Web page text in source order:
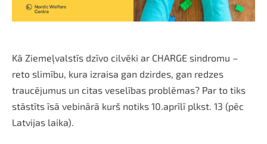
Kā Ziemeļvalstīs dzīvo cilvēki ar CHARGE sindromu –
reto slimību, kura izraisa gan dzirdes, gan redzes
traucējumus un citas veselības problēmas? Par to tiks
stāstīts īsā vebinārā kurš notiks 10.aprīlī plkst. 13 (pēc
Latvijas laika).